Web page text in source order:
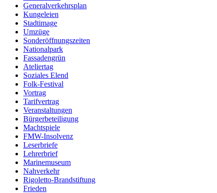
Generalverkehrsplan
Kungeleien
Stadtimage
Umzüge
Sonderöffnungszeiten
Nationalpark
Fassadengrün
Ateliertag
Soziales Elend
Folk-Festival
Vortrag
Tarifvertrag
Veranstaltungen
Bürgerbeteiligung
Machtspiele
FMW-Insolvenz
Leserbriefe
Lehrerbrief
Marinemuseum
Nahverkehr
Rigoletto-Brandstiftung
Frieden